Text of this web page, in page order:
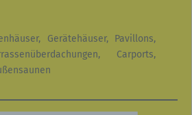
Gerätehäuser, Pavillons,
Carports,